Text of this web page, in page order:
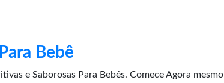
Bebê
e Saborosas Para Bebês. Comece Agora mesmo